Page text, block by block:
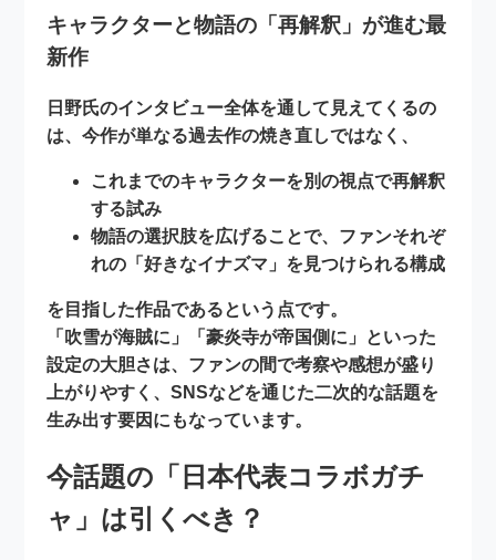
キャラクターと物語の「再解釈」が進む最
新作
日野氏のインタビュー全体を通して見えてくるの
は、今作が単なる過去作の焼き直しではなく、
これまでのキャラクターを別の視点で再解釈
する試み
物語の選択肢を広げることで、ファンそれぞ
れの 「好きなイナズマ」 を見つけられる構成
を目指した作品であるという点です。
「吹雪が海賊に」「豪炎寺が帝国側に」といった
設定の大胆さは、ファンの間で考察や感想が盛り
上がりやすく、SNSなどを通じた二次的な話題を
生み出す要因にもなっています。
今話題の「日本代表コラボガチ
ャ」は引くべき？